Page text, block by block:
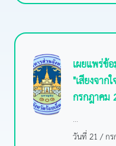
เผยแพร่ข้
"เสียงจาก
กรกฎาคม
...
วันที่ 21 / ก